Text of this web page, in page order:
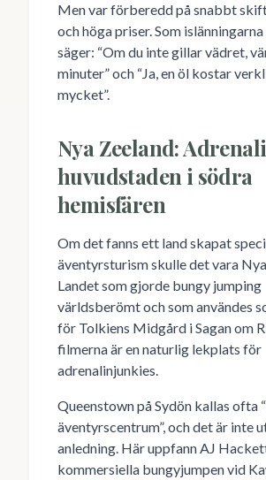
Men var förberedd på snabbt
och höga priser. Som
säger: “Om du inte gillar vädret,
minuter” och “Ja, en öl kostar
mycket”.
Nya Zeeland:
huvudstaden i södra
hemisfären
Om det fanns ett land skapat
äventyrsturism skulle det vara
Landet som gjorde bungy jumping
världsberömt och som användes
för Tolkiens Midgård i Sagan om
filmerna är en naturlig lekplats för
adrenalinjunkies.
Queenstown på Sydön kallas ofta
äventyrscentrum”, och det är inte
anledning. Här uppfann AJ
kommersiella bungyjumpen vid